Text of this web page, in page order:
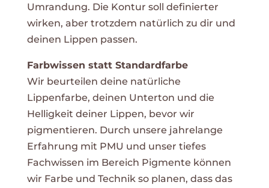
Umrandung. Die Kontur soll definierter
wirken, aber trotzdem natürlich zu dir und
deinen Lippen passen.
Farbwissen statt Standardfarbe
Wir beurteilen deine natürliche
Lippenfarbe, deinen Unterton und die
Helligkeit deiner Lippen, bevor wir
pigmentieren. Durch unsere jahrelange
Erfahrung mit PMU und unser tiefes
Fachwissen im Bereich Pigmente können
wir Farbe und Technik so planen, dass das